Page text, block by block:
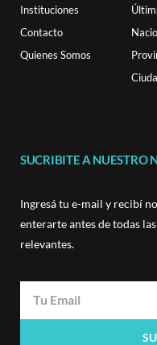
Instituciones
Contacto
Quienes Somos
SUCRIBITE A NUESTRO
Ingresá tu e-mail y recibí
enterarte antes de todas
relevantes.